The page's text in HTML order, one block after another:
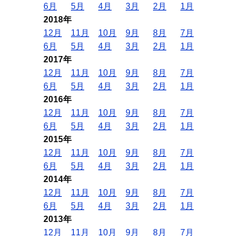
6月
5月 4月 3月 2月
1月
2018年
12月
11月 10月 9月 8月
7月
6月
5月 4月 3月 2月
1月
2017年
12月
11月 10月 9月 8月
7月
6月
5月 4月 3月 2月
1月
2016年
12月
11月 10月 9月 8月
7月
6月
5月 4月 3月 2月
1月
2015年
12月
11月 10月 9月 8月
7月
6月
5月 4月 3月 2月
1月
2014年
12月
11月 10月 9月 8月
7月
6月
5月 4月 3月 2月
1月
2013年
12月
11月 10月 9月 8月 7月